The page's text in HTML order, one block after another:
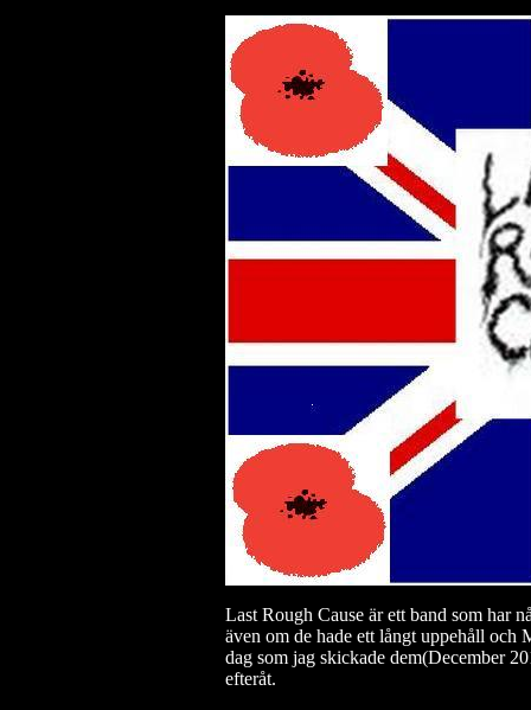
Last Rough Cause är ett band som har
även om de hade ett långt uppehåll och
dag som jag skickade dem(December
efteråt.